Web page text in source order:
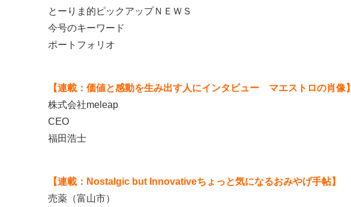
とーりま的ピックアップＮＥＷＳ
今号のキーワード
ポートフォリオ
【連載：価値と感動を生み出す人にインタビュー マエストロの肖像】
株式会社meleap
CEO
福田浩士
【連載：Nostalgic but Innovativeちょっと気になるおみやげ手帖】
売薬（富山市）